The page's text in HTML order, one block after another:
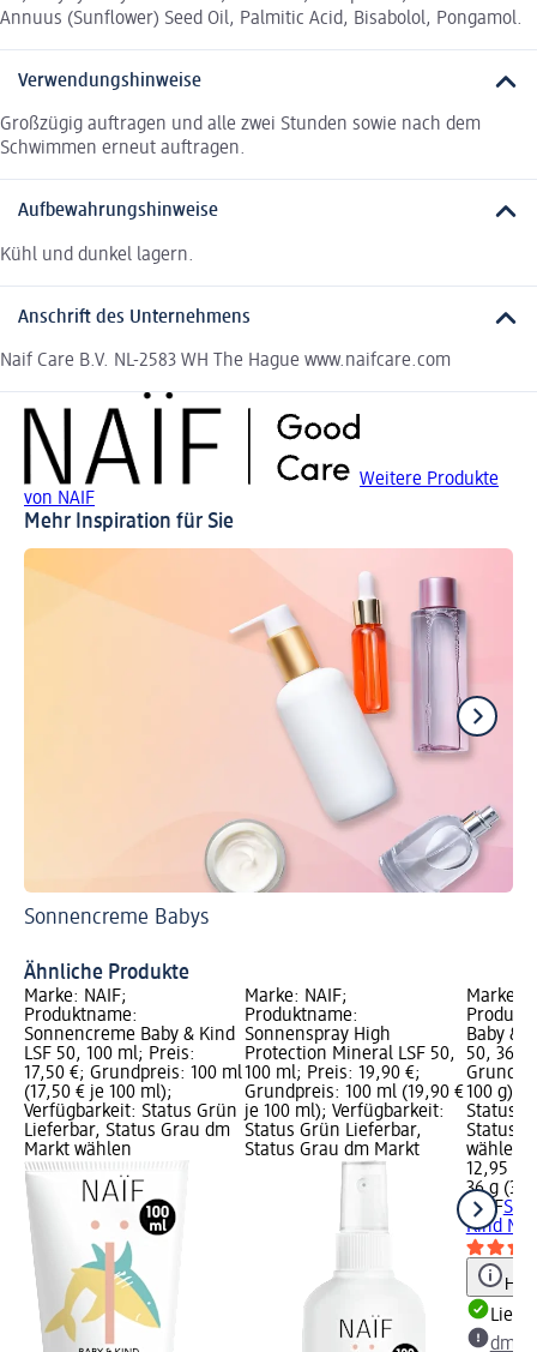
Annuus (Sunflower) Seed Oil, Palmitic Acid, Bisabolol, Pongamol.
Verwendungshinweise
Großzügig auftragen und alle zwei Stunden sowie nach dem
Schwimmen erneut auftragen.
Aufbewahrungshinweise
Kühl und dunkel lagern.
Anschrift des Unternehmens
Naif Care B.V. NL-2583 WH The Hague www.naifcare.com
Weitere Produkte
von NAIF
Mehr Inspiration für Sie
Sonnencreme Babys
Ähnliche Produkte
Marke: NAIF;
Produktname:
Sonnencreme Baby & Kind
LSF 50, 100 ml; Preis:
17,50 €; Grundpreis: 100 ml
(17,50 € je 100 ml);
Verfügbarkeit: Status Grün
Lieferbar, Status Grau dm
Markt wählen
Marke: NAIF;
Produktname:
Sonnenspray High
Protection Mineral LSF 50,
100 ml; Preis: 19,90 €;
Grundpreis: 100 ml (19,90 €
je 100 ml); Verfügbarkeit:
Status Grün Lieferbar,
Status Grau dm Markt
Marke:
Baby &
50, 36
100 g);
Status
Status
wählen
12,95 €
36 g
NAIF
Kind
dm